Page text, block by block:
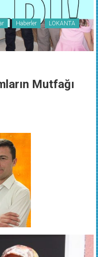
Haberler LOKANTA
Mutfağı